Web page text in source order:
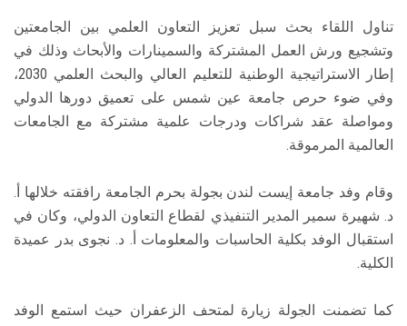
تناول اللقاء بحث سبل تعزيز التعاون العلمي بين الجامعتين
وتشجيع ورش العمل المشتركة والسمينارات والأبحاث وذلك في
إطار الاستراتيجية الوطنية للتعليم العالي والبحث العلمي 2030،
وفي ضوء حرص جامعة عين شمس على تعميق دورها الدولي
ومواصلة عقد شراكات ودرجات علمية مشتركة مع الجامعات
العالمية المرموقة.
وقام وفد جامعة إيست لندن بجولة بحرم الجامعة رافقته خلالها أ.
د. شهيرة سمير المدير التنفيذي لقطاع التعاون الدولي، وكان في
استقبال الوفد بكلية الحاسبات والمعلومات أ. د. نجوى بدر عميدة
الكلية.
كما تضمنت الجولة زيارة لمتحف الزعفران حيث استمع الوفد